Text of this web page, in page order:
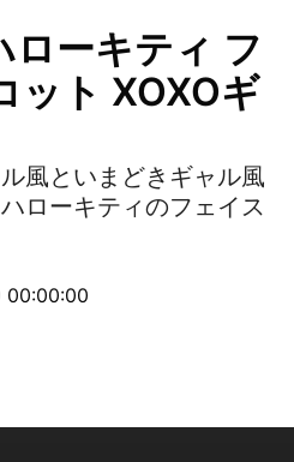
ローキティ フ
ット XOXOギ
風といまどきギャル風
ローキティのフェイス
00:00:00